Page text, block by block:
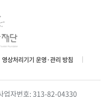
영상처리기기 운영·관리 방침
업자번호: 313-82-04330